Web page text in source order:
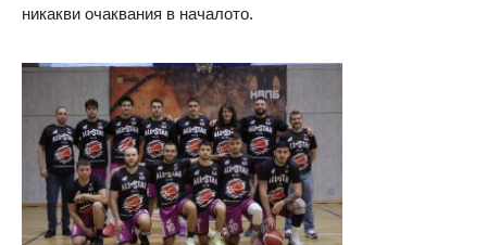
никакви очаквания в началото.